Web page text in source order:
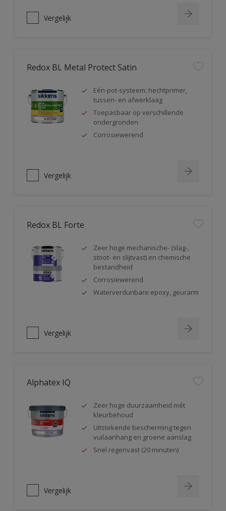
Vergelijk
Redox BL Metal Protect Satin
Eén-pot-systeem: hechtprimer,
tussen- en afwerklaag
Toepasbaar op verschillende
ondergronden
Corrosiewerend
Vergelijk
Redox BL Forte
Zeer hoge mechanische- (slag-,
stoot- en slijtvast) en chemische
bestandheid
Corrosiewerend
Waterverdunbare epoxy, geurarm
Vergelijk
Alphatex IQ
Zeer hoge duurzaamheid mét
kleurbehoud
Uitstekende bescherming tegen
vuilaanhang en groene aanslag
Snel regenvast (20 minuten)
Vergelijk